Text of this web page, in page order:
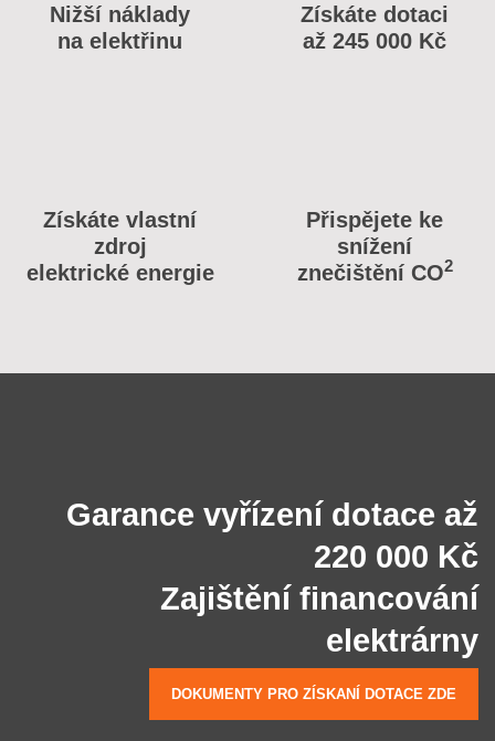
Nižší náklady
na elektřinu
Získáte dotaci
až 245 000 Kč
Získáte vlastní
zdroj
elektrické energie
Přispějete ke
snížení
znečištění CO2
Garance vyřízení dotace až
220 000 Kč
Zajištění financování
elektrárny
DOKUMENTY PRO ZÍSKANÍ DOTACE ZDE